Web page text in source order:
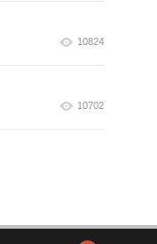
10824
10702